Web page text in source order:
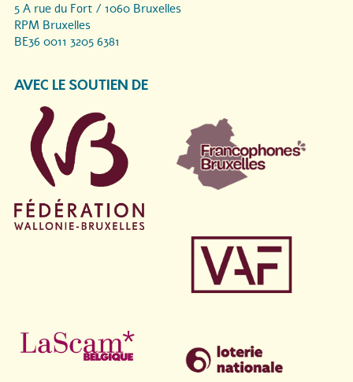
5 A rue du Fort / 1060 Bruxelles
RPM Bruxelles
BE36 0011 3205 6381
AVEC LE SOUTIEN DE